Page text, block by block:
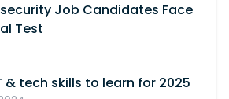
Job Candidates Face
Test
& tech skills to learn for 2025